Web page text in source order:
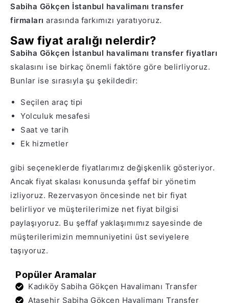
Sabiha Gökçen İstanbul havalimanı transfer
firmaları arasında farkımızı yaratıyoruz.
Saw fiyat aralığı nelerdir?
Sabiha Gökçen İstanbul havalimanı transfer fiyatları
skalasını ise birkaç önemli faktöre göre belirliyoruz.
Bunlar ise sırasıyla şu şekildedir:
Seçilen araç tipi
Yolculuk mesafesi
Saat ve tarih
Ek hizmetler
gibi seçeneklerde fiyatlarımız değişkenlik gösteriyor.
Ancak fiyat skalası konusunda şeffaf bir yönetim
izliyoruz. Rezervasyon öncesinde net bir fiyat
belirliyor ve müşterilerimize net fiyat bilgisi
paylaşıyoruz. Bu şeffaf yaklaşımımız sayesinde de
müşterilerimizin memnuniyetini üst seviyelere
taşıyoruz.
Popüler Aramalar
Kadıköy Sabiha Gökçen Havalimanı Transfer
Ataşehir Sabiha Gökçen Havalimanı Transfer